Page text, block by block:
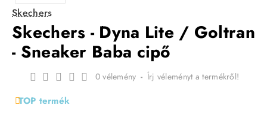
Skechers
Skechers - Dyna Lite / Goltran
- Sneaker Baba cipő
TOP termék
0 vélemény - Írj véleményt a termékről!